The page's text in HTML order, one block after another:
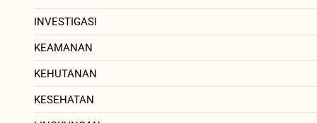
INVESTIGASI
KEAMANAN
KEHUTANAN
KESEHATAN